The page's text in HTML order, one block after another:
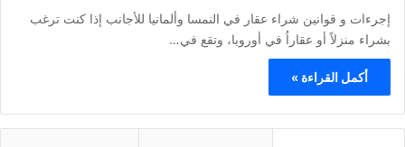
إجرءات و قوانين شراء عقار في النمسا وألمانيا للأجانب إذا كنت ترغب
بشراء منزلاً أو عقاراُ في أوروبا، وتقع في…
أكمل القراءة »